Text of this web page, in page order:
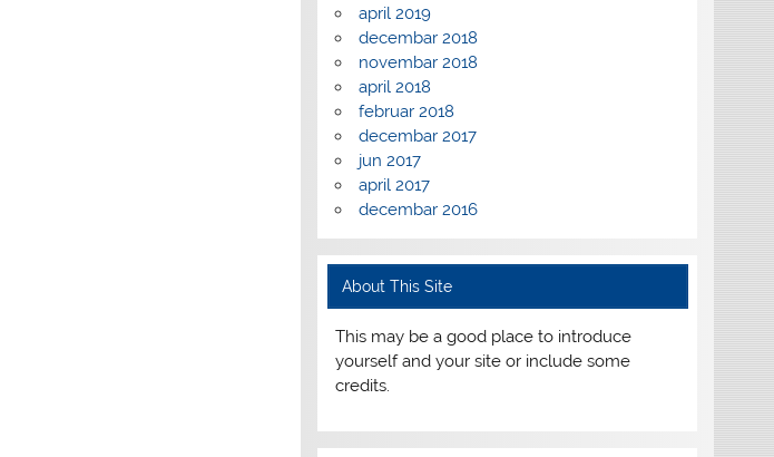
april 2019
decembar 2018
novembar 2018
april 2018
februar 2018
decembar 2017
jun 2017
april 2017
decembar 2016
About This Site
This may be a good place to introduce
yourself and your site or include some
credits.